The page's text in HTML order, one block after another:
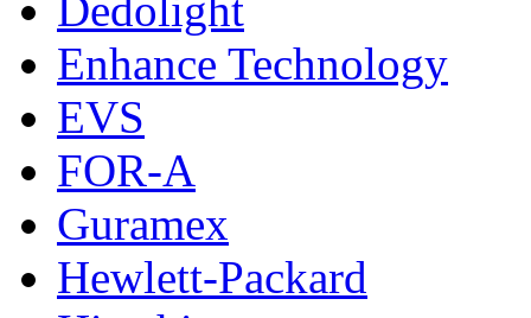
Dedolight
Enhance Technology
EVS
FOR-A
Guramex
Hewlett-Packard